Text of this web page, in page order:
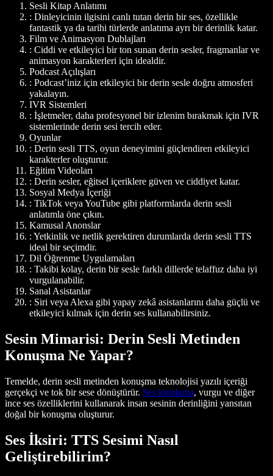
Sesli Kitap Anlatımı
: Dinleyicinin ilgisini canlı tutan derin bir ses, özellikle
fantastik ya da tarihi türlerde anlatıma ayrı bir derinlik katar.
Film ve Animasyon Dublajları
: Ciddi ve etkileyici bir ton sunan derin sesler, fragmanlar ve
animasyon karakterleri için idealdir.
Podcast Açılışları
: Podcast’iniz için etkileyici bir derin sesle doğru atmosferi
yakalayın.
IVR Sistemleri
: İşletmeler, daha profesyonel bir izlenim bırakmak için IVR
sistemlerinde derin sesi tercih eder.
Oyunlar
: Derin sesli TTS, oyun deneyimini güçlendiren etkileyici
karakterler oluşturur.
Eğitim Videoları
: Derin sesler, eğitsel içeriklere güven ve ciddiyet katar.
Sosyal Medya İçeriği
: TikTok veya YouTube gibi platformlarda derin sesli
anlatımla öne çıkın.
Kamusal Anonslar
: Yetkinlik ve netlik gerektiren durumlarda derin sesli TTS
ideal bir seçimdir.
Dil Öğrenme Uygulamaları
: Takibi kolay, derin bir sesle farklı dillerde telaffuz daha iyi
vurgulanabilir.
Sanal Asistanlar
: Siri veya Alexa gibi yapay zekâ asistanlarını daha güçlü ve
etkileyici kılmak için derin ses kullanabilirsiniz.
Sesin Mimarisi: Derin Sesli Metinden
Konuşma Ne Yapar?
Temelde, derin sesli metinden konuşma teknolojisi yazılı içeriği
gerçekçi ve tok bir sese dönüştürür. Ses klonlama, vurgu ve diğer
ince ses özelliklerini kullanarak insan sesinin derinliğini yansıtan
doğal bir konuşma oluşturur.
Ses İksiri: TTS Sesimi Nasıl
Geliştirebilirim?